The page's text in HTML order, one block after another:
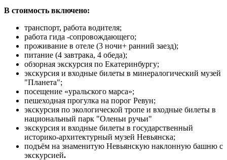
В стоимость включено:
транспорт, работа водителя;
работа гида -сопровождающего;
проживание в отеле (3 ночи+ ранний заезд);
питание (4 завтрака, 4 обеда);
обзорная экскурсия по Екатеринбургу;
экскурсия и входные билеты в минералогический музей
"Планета";
посещение «уральского марса»;
пешеходная прогулка на порог Ревун;
экскурсия по экологической тропе и входные билеты в
национальный парк "Оленьи ручьи"
экскурсия и входные билеты в государственный
историко-архитектурный музей Невьянска;
подъём на знаменитую Невьянскую наклонную башню с
экскурсией.